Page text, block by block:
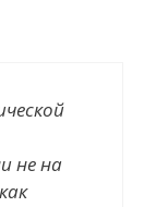
не на